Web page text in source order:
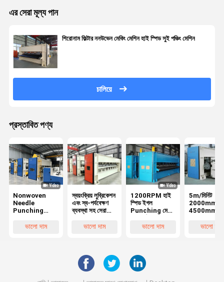
এর সেরা মূল্য পান
শিরোনাম ফিল্টার ননউভেন মেকিং মেশিন হাই স্পিড সুই পঞ্চিং মেশিন
চালিয়ে
প্রস্তাবিত পণ্য
Nonwoven
Needle
Punching
ভালো দাম
স্বয়ংক্রিয় লুব্রিকেশন
এবং স্ব-পর্যবেক্ষণ
ব্যবস্থা সহ সেরা
সুই পাঞ্চিং মেশিন
ভালো দাম
1200RPM হাই
স্পিড ইগল
Punching মেশিন
উত্পাদন লাইন
ভালো দাম
5m/মিনিট
2000mm ~
4500mm
অটো পরিষ্কারের
ভালো দাম